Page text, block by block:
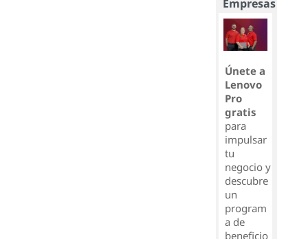
Empresas
Únete a
Lenovo
Pro
gratis
para
impulsar
tu
negocio y
descubre
un
program
a de
beneficio